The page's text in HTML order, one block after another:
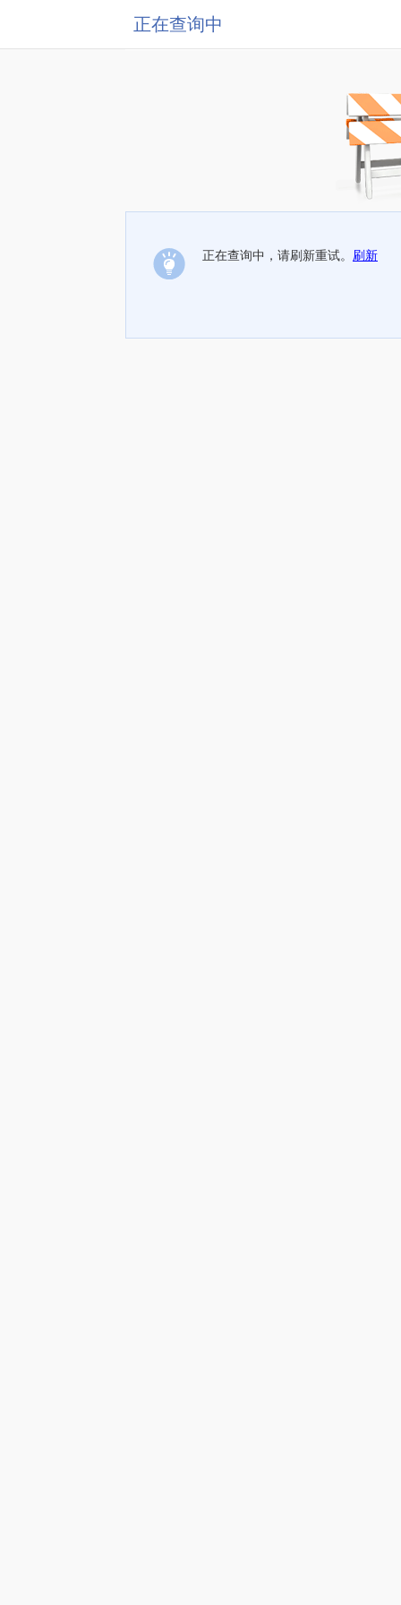
正在查询中
正在查询中，请刷新重试。 刷新